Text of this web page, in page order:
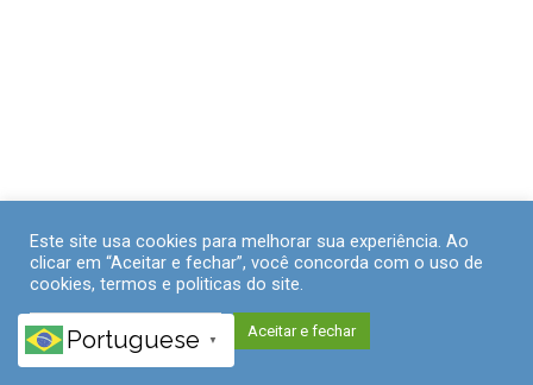
Este site usa cookies para melhorar sua experiência. Ao
clicar em “Aceitar e fechar”, você concorda com o uso de
cookies, termos e politicas do site.
Políticas de Privacidade Aceitar e fechar
Portuguese ▼